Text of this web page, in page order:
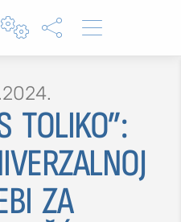
  
for results.
TOLIKO”:
ZA